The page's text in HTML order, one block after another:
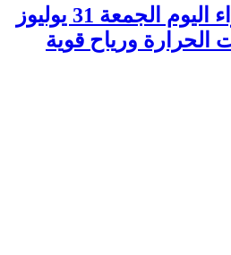
طقس مدن الصحراء اليوم الجمعة 31 يوليوز
الحرارة ورياح قوية